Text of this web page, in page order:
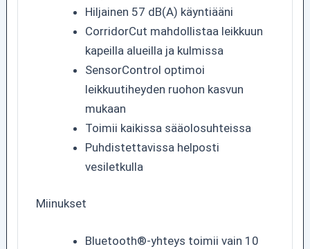
Hiljainen 57 dB(A) käyntiääni
CorridorCut mahdollistaa leikkuun
kapeilla alueilla ja kulmissa
SensorControl optimoi
leikkuutiheyden ruohon kasvun
mukaan
Toimii kaikissa sääolosuhteissa
Puhdistettavissa helposti
vesiletkulla
Miinukset
Bluetooth®-yhteys toimii vain 10